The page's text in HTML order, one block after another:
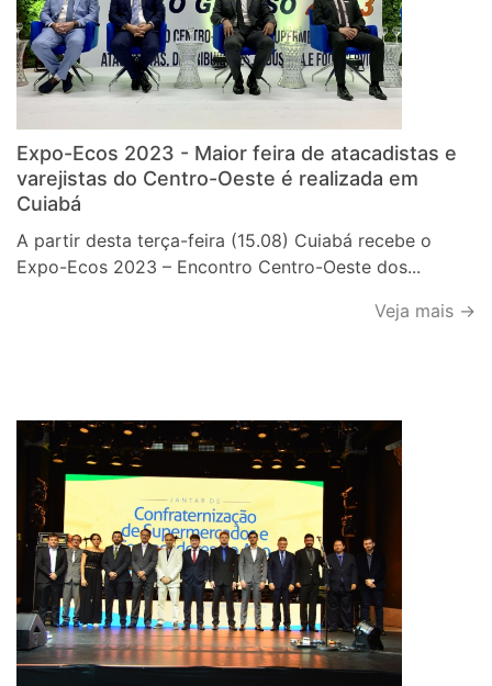
Expo-Ecos 2023 - Maior feira de atacadistas e
varejistas do Centro-Oeste é realizada em
Cuiabá
A partir desta terça-feira (15.08) Cuiabá recebe o
Expo-Ecos 2023 – Encontro Centro-Oeste dos...
Veja mais →